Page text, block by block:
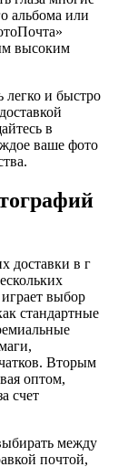
альбома или
высоким
легко и быстро
в
ваше фото
доставки в г
выбор
стандартные
Вторым
оптом,
счет
между
почтой,